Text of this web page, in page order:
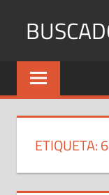
Identifica
Números
y
ETIQUETA: